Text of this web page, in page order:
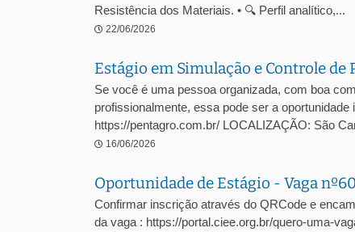
Resistência dos Materiais. • 🔍 Perfil analítico,...
22/06/2026
Estágio em Simulação e Controle de
Se você é uma pessoa organizada, com boa
profissionalmente, essa pode ser a
https://pentagro.com.br/ LOCALIZAÇÃO: São
16/06/2026
Oportunidade de Estágio - Vaga
Confirmar inscrição através do QRCode e
da vaga : https://portal.ciee.org.br/quero-uma-